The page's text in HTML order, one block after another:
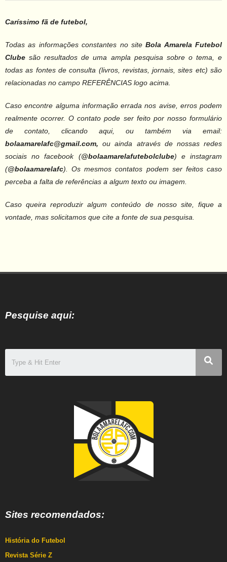
Caríssimo fã de futebol,
Todas as informações constantes no siteBola Amarela Futebol
Clube são resultados de uma ampla pesquisa sobre o tema, e
todas as fontes de consulta (livros, revistas, jornais, sites etc) são
relacionadas no campo REFERÊNCIAS logo acima.
Caso encontre alguma informação errada nos avise, erros podem
realmente ocorrer. O contato pode ser feito por nosso formulário
de contato, clicando aqui, ou também via email:
bolaamarelafc@gmail.com,ou ainda através de nossas redes
sociais no facebook (@bolaamarelafutebolclube) e instagram
(@bolaamarelafc).Os mesmos contatos podem ser feitos caso
perceba a falta de referências a algum texto ou imagem.
Caso queira reproduzir algum conteúdo de nosso site, fique a
vontade, mas solicitamos que cite a fonte de sua pesquisa.
Pesquise aqui:
Sites recomendados:
História do Futebol
Revista Série Z